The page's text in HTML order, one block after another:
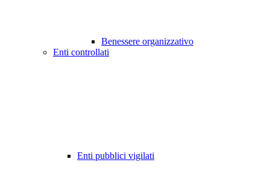
Benessere organizzativo
Enti controllati
Enti pubblici vigilati